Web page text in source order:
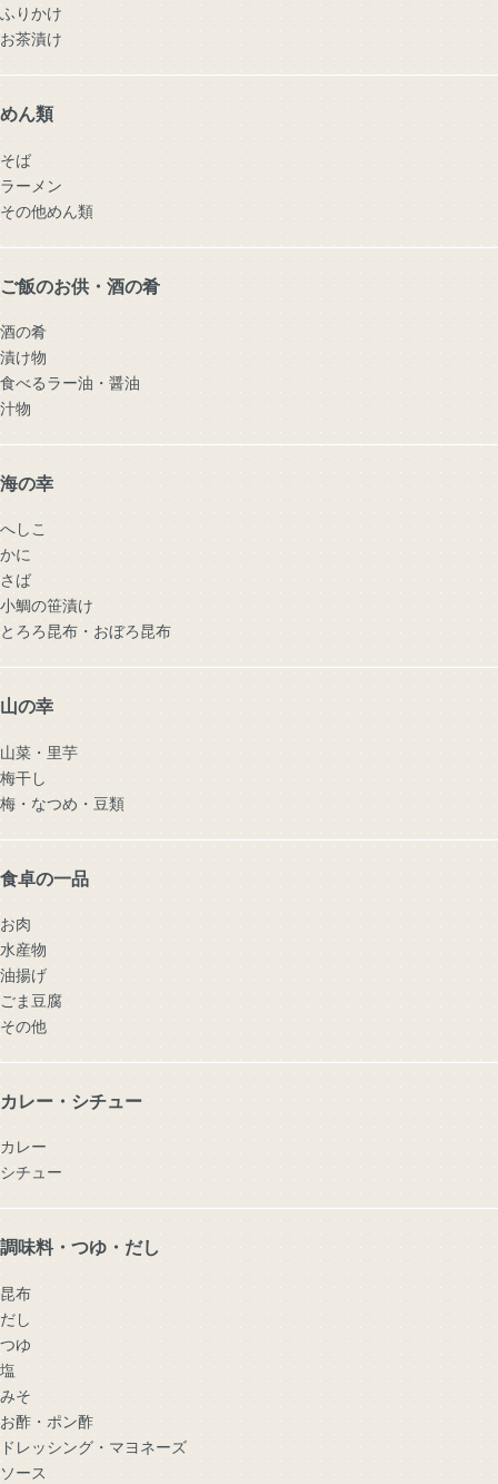
ふりかけ
お茶漬け
めん類
そば
ラーメン
その他めん類
ご飯のお供・酒の肴
酒の肴
漬け物
食べるラー油・醤油
汁物
海の幸
へしこ
かに
さば
小鯛の笹漬け
とろろ昆布・おぼろ昆布
山の幸
山菜・里芋
梅干し
梅・なつめ・豆類
食卓の一品
お肉
水産物
油揚げ
ごま豆腐
その他
カレー・シチュー
カレー
シチュー
調味料・つゆ・だし
昆布
だし
つゆ
塩
みそ
お酢・ポン酢
ドレッシング・マヨネーズ
ソース